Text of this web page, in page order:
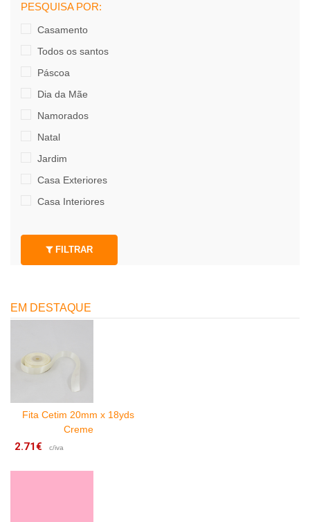
PESQUISA POR:
Casamento
Todos os santos
Páscoa
Dia da Mãe
Namorados
Natal
Jardim
Casa Exteriores
Casa Interiores
FILTRAR
EM DESTAQUE
Fita Cetim 20mm x 18yds
Creme
2.71€ c/iva